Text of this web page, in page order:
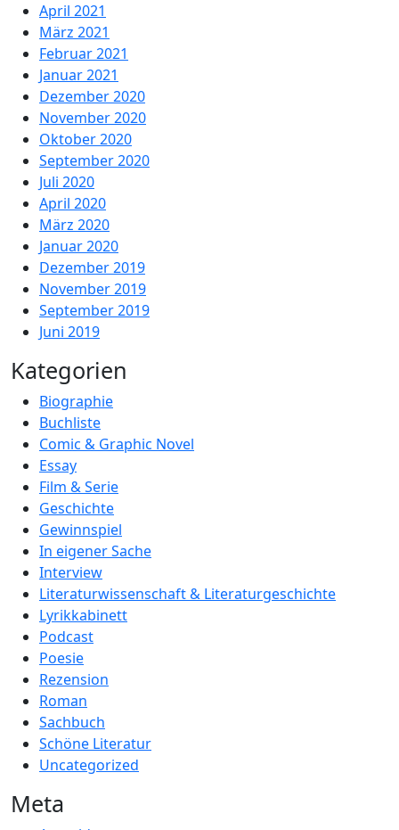
April 2021
März 2021
Februar 2021
Januar 2021
Dezember 2020
November 2020
Oktober 2020
September 2020
Juli 2020
April 2020
März 2020
Januar 2020
Dezember 2019
November 2019
September 2019
Juni 2019
Kategorien
Biographie
Buchliste
Comic & Graphic Novel
Essay
Film & Serie
Geschichte
Gewinnspiel
In eigener Sache
Interview
Literaturwissenschaft & Literaturgeschichte
Lyrikkabinett
Podcast
Poesie
Rezension
Roman
Sachbuch
Schöne Literatur
Uncategorized
Meta